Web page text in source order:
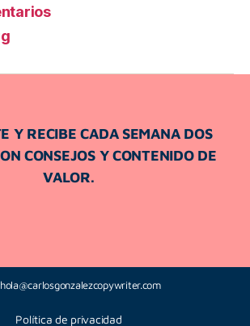
Y RECIBE CADA SEMANA DOS
CONSEJOS Y CONTENIDO DE
VALOR.
hola@carlosgonzalezcopywriter.com
Política de privacidad